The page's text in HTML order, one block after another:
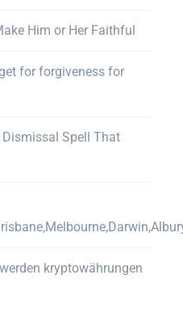
Him or Her Faithful
for forgiveness for
Spell That
kryptowährungen